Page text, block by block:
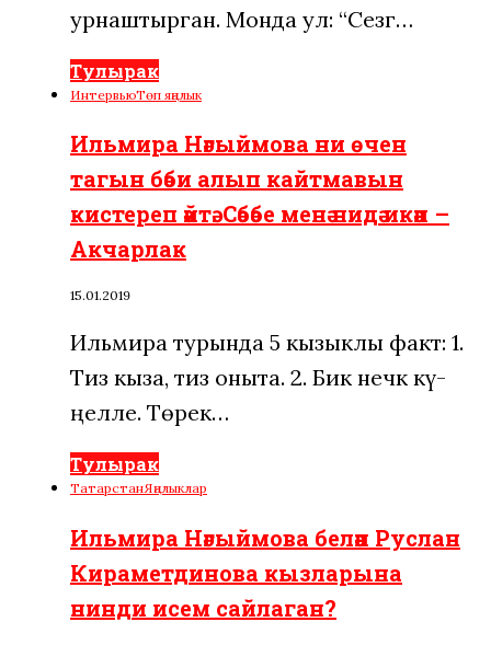
урнаштырган. Монда ул: “Сезгә…
Тулырак
ИнтервьюТөп яңалык
Ильмира Нәгыймова ни өчен
тагын бәби алып кайтмавын
кистереп әйтә. Сәбәбе менә нидә икән –
Акчарлак
15.01.2019
Ильмира турында 5 кызыклы факт: 1.
Тиз кыза, тиз оныта. 2. Бик нечкә кү­
ңелле. Төрек…
Тулырак
ТатарстанЯңалыклар
Ильмира Нәгыймова белән Руслан
Кираметдинова кызларына
нинди исем сайлаган?